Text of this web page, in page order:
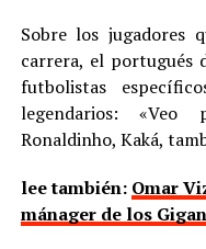
Sobre los jugadores
carrera, el portugués
futbolistas
legendarios: «Veo
Ronaldinho, Kaká,
lee también: Omar
mánager de los